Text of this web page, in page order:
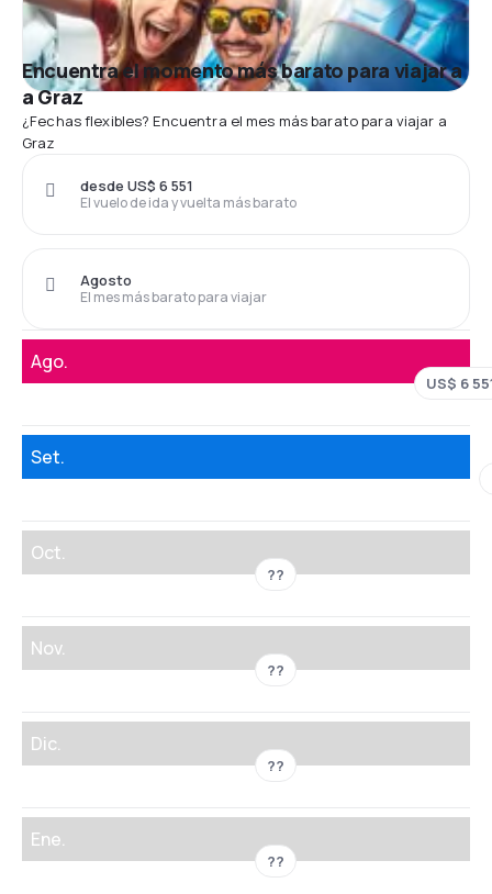
Encuentra el momento más barato para viajar a
a Graz
¿Fechas flexibles? Encuentra el mes más barato para viajar a
Graz
El vuelo de ida y vuelta más barato
desde US$ 6 551
El mes más barato para viajar
Agosto
Ago.
US$ 6
Set.
Oct.
??
Nov.
??
Dic.
??
Ene.
??